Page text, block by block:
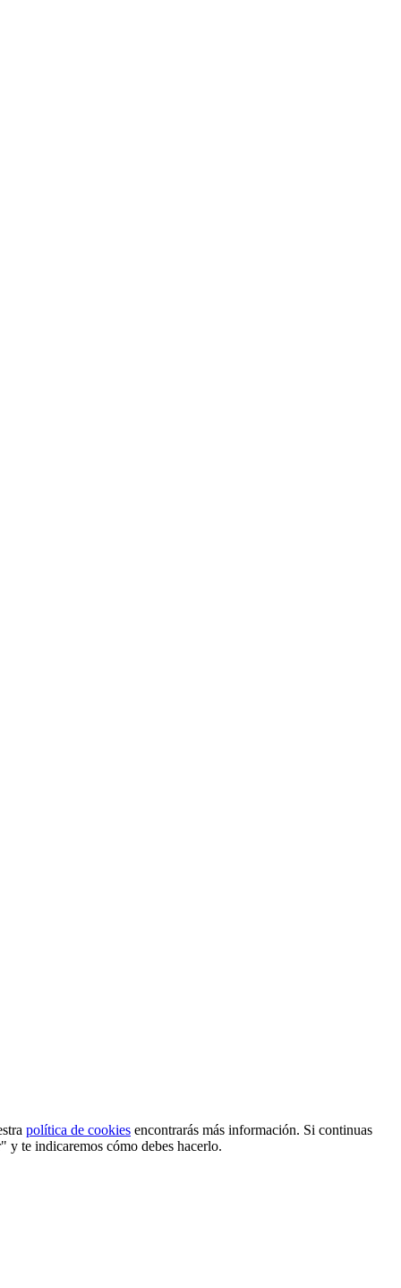
política de cookies encontrarás más información. Si continuas
y te indicaremos cómo debes hacerlo.